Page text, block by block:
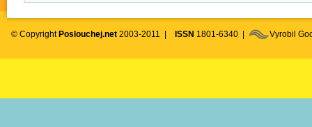
© Copyright Poslouchej.net 2003-2011 | ISSN 1801-6340 | Vyrobil